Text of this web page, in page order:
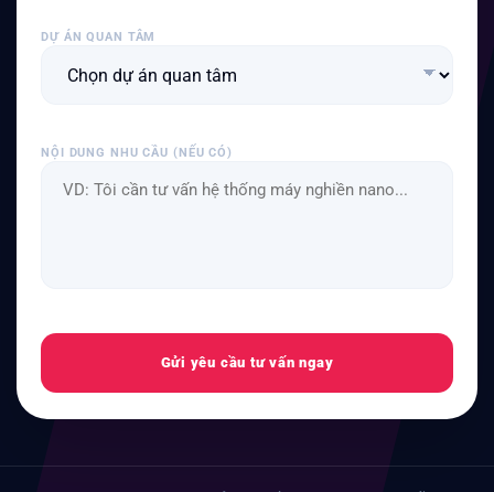
DỰ ÁN QUAN TÂM
NỘI DUNG NHU CẦU (NẾU CÓ)
Gửi yêu cầu tư vấn ngay